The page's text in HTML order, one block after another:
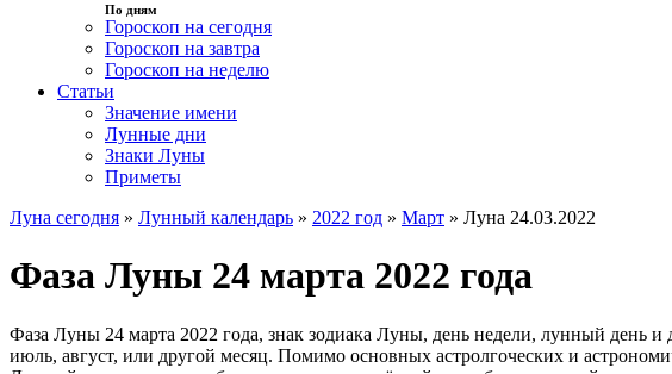
По дням
Гороскоп на сегодня
Гороскоп на завтра
Гороскоп на неделю
Статьи
Значение имени
Лунные дни
Знаки Луны
Приметы
Луна сегодня » Лунный календарь » 2022 год » Март » Луна 24.03.2022
Фаза Луны 24 марта 2022 года
Фаза Луны 24 марта 2022 года, знак зодиака Луны, день недели, лунный день
июль, август, или другой месяц. Помимо основных астролгоческих и